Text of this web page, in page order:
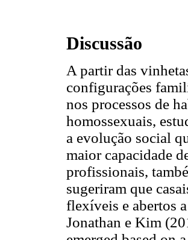
Discussão
A partir das
configurações
nos processos de
homossexuais,
a evolução social
maior capacidade
profissionais,
sugeriram que
flexíveis e abertos
Jonathan e Kim